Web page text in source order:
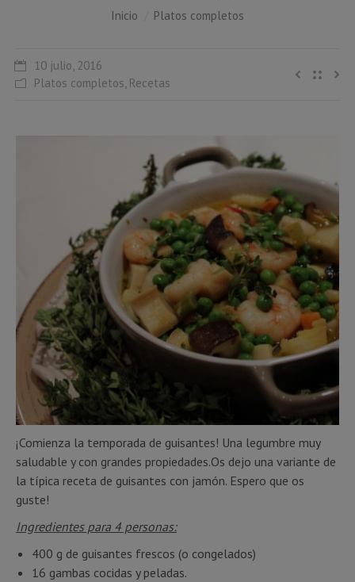
Inicio Platos completos
10 julio, 2016
Platos completos, Recetas
¡Comienza la temporada de guisantes! Una legumbre muy
saludable y con grandes propiedades.Os dejo una variante de
la típica receta de guisantes con jamón. Espero que os
guste!
Ingredientes para 4 personas:
400 g de guisantes frescos (o congelados)
16 gambas cocidas y peladas.